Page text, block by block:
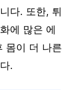
다. 또한, 튀
에 많은 에
몸이 더 나른
.